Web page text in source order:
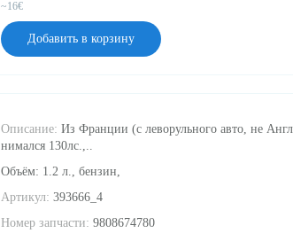
~16€
Добавить в корзину
Описание: Из Франции (с леворульного авто, не
нимался 130лс.,..
Объём: 1.2 л., бензин,
Артикул: 393666_4
Номер запчасти: 9808674780